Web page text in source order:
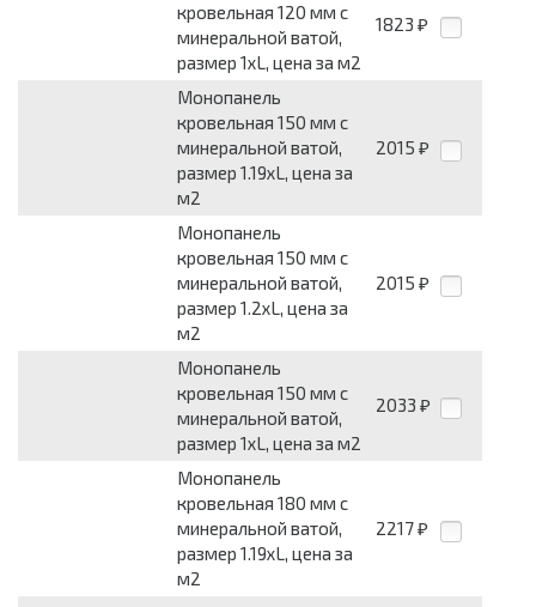
кровельная 120 мм с
минеральной ватой,
размер 1хL, цена за м2
1823 ₽
Монопанель
кровельная 150 мм с
минеральной ватой,
размер 1.19хL, цена за
м2
2015 ₽
Монопанель
кровельная 150 мм с
минеральной ватой,
размер 1.2хL, цена за
м2
2015 ₽
Монопанель
кровельная 150 мм с
минеральной ватой,
размер 1хL, цена за м2
2033 ₽
Монопанель
кровельная 180 мм с
минеральной ватой,
размер 1.19хL, цена за
м2
2217 ₽